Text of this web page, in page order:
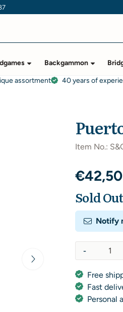
Backgammon
assortment 40 years of
Item No.:
€42,50
Sold Out
Notify
-
Free
Fast
Personal